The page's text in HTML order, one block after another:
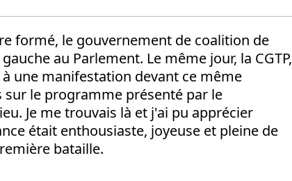
formé, le gouvernement de coalition de
au Parlement. Le même jour, la CGTP,
une manifestation devant ce même
le programme présenté par le
Je me trouvais là et j'ai pu apprécier
était enthousiaste, joyeuse et pleine de
bataille.